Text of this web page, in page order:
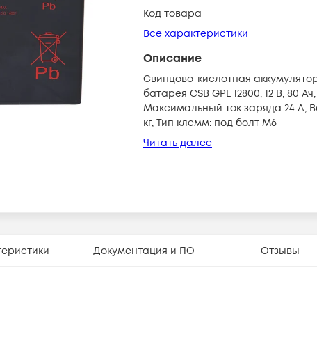
Код товара
Все характеристики
Описание
Свинцово-кислотная
батарея CSB GPL 12800, 12 В, 80
Максимальный ток заряда 24 А,
кг, Тип клемм: под болт М6
Читать далее
Документация и ПО Отзывы